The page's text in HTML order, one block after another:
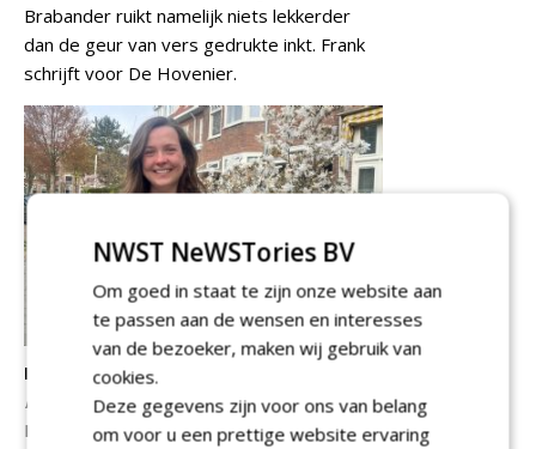
Brabander ruikt namelijk niets lekkerder
dan de geur van vers gedrukte inkt. Frank
schrijft voor De Hovenier.
Manon Botterblom
Redacteur Boomzorg en Boom in Business
E:
manon@nwst.nl
NWST NeWSTories BV
Om goed in staat te zijn onze website aan
te passen aan de wensen en interesses
van de bezoeker, maken wij gebruik van
cookies.
Deze gegevens zijn voor ons van belang
om voor u een prettige website ervaring